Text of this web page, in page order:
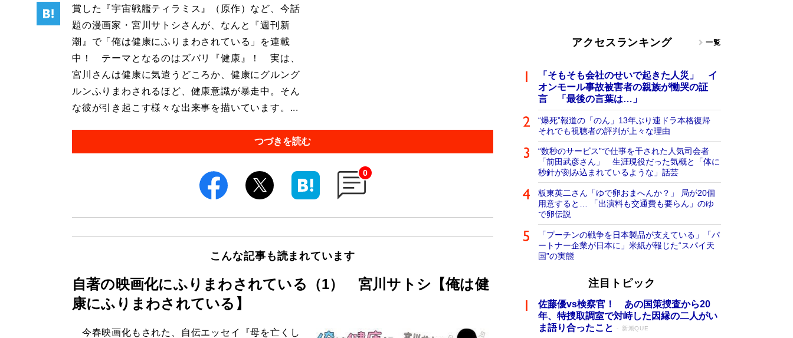
賞した『宇宙戦艦ティラミス』（原作）など、今話
題の漫画家・宮川サトシさんが、なんと『週刊新
潮』で「俺は健康にふりまわされている」を連載
中！ テーマとなるのはズバリ『健康』！ 実は、
宮川さんは健康に気遣うどころか、健康にグルング
ルンふりまわされるほど、健康意識が暴走中。そん
な彼が引き起こす様々な出来事を描いています。...
つづきを読む
0
こんな記事も読まれています
自著の映画化にふりまわされている（1） 宮川サトシ【俺は健
康にふりまわされている】
今春映画化もされた、自伝エッセイ『母を亡くし
アクセスランキング 一覧
「そもそも会社のせいで起きた人災」 イ
オンモール事故被害者の親族が慟哭の証
言 「最後の言葉は…」
“爆死”報道の「のん」13年ぶり連ドラ本格復帰
それでも視聴者の評判が上々な理由
“数秒のサービス”で仕事を干された人気司会者
「前田武彦さん」 生涯現役だった気概と「体に
秒針が刻み込まれているような」話芸
板東英二さん「ゆで卵おまへんか？」 局が20個
用意すると… 「出演料も交通費も要らん」のゆ
で卵伝説
「プーチンの戦争を日本製品が支えている」「パ
ートナー企業が日本に」米紙が報じた“スパイ天
国”の実態
注目トピック
佐藤優vs検察官！ あの国策捜査から20
年、特捜取調室で対峙した因縁の二人がい
ま語り合ったこと
新潮QUE